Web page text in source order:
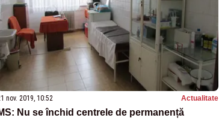
nov. 2019, 10:52 Actualitate
Nu se închid centrele de permanență